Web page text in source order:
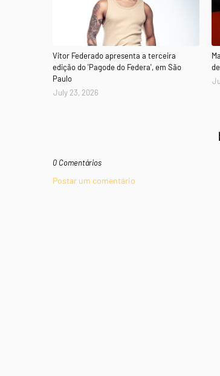
Vitor Federado apresenta a terceira
edição do 'Pagode do Federa', em São
Paulo
July 23, 2026
0 Comentários
Postar um comentário